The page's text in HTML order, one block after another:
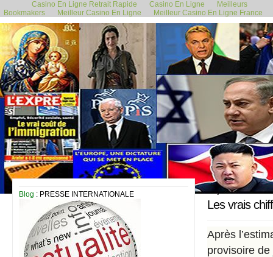
Casino En Ligne Retrait Rapide Casino En Ligne
Meilleurs
Bookmakers
Meilleur Casino En Ligne Meilleur Casino En Ligne France
Blog : PRESSE INTERNATIONALE 21 juin 2019
Les vrais
Après
provisoire